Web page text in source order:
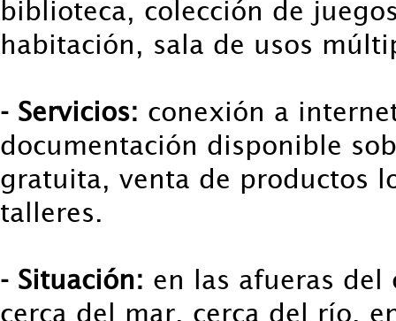
biblioteca, colección de
habitación, sala de usos
- Servicios: conexión a
documentación disponible
gratuita, venta de productos
talleres.
- Situación: en las afueras del
cerca del mar, cerca del río,